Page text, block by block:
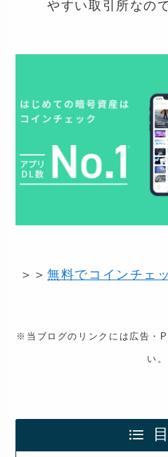
やすい取引所なの
＞＞無料でコインチェ
※当ブログのリンクには広告・
い。